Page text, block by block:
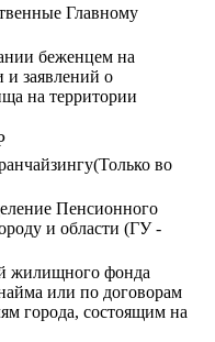
Главному
беженцем на
и заявлений о
на территории
во
Пенсионного
и области (ГУ -
жилищного фонда
или по договорам
города, состоящим на